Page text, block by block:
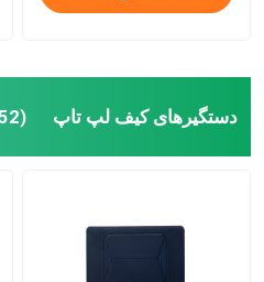
دستگیرهای کیف لپ تاپ (52)